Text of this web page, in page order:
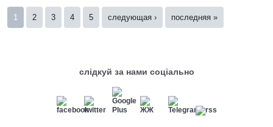
Страницы
1 2 3 4 5 следующая › последняя »
слідкуй за нами соціально